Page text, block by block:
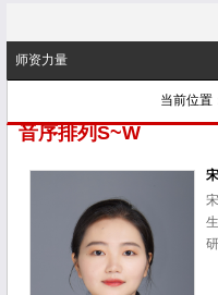
师资力量
当前位置
音序排列S~W